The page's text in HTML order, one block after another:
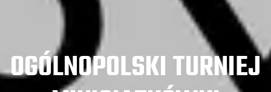
OGÓLNOPOLSKI TURNIEJ